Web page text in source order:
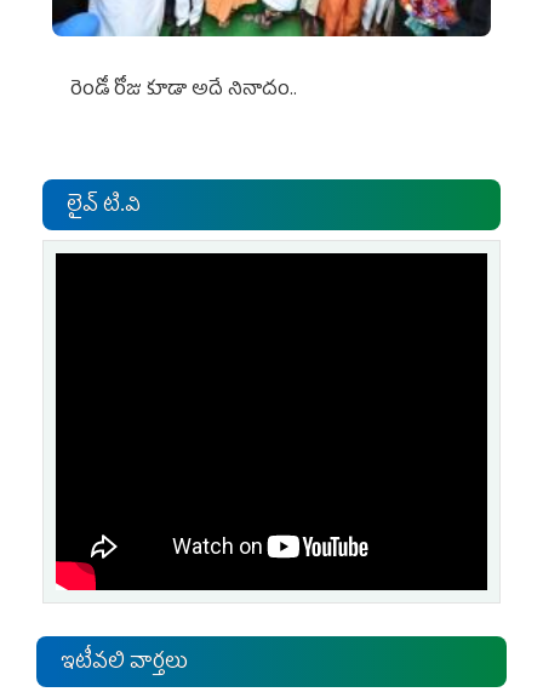
రెండో రోజు కూడా అదే నినాదం..
లైవ్ టి.వి
ఇటీవలి వార్తలు